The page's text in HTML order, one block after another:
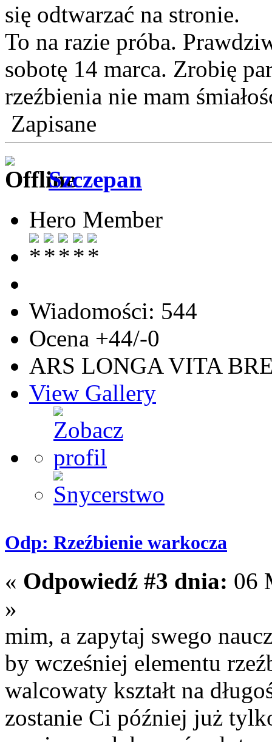
się odtwarzać na stronie.
To na razie próba.
sobotę 14 marca. Zrobię
rzeźbienia nie mam
Zapisane
Szczepan
Hero Member
Wiadomości: 544
Ocena +44/-0
ARS LONGA VITA
View Gallery
Odp: Rzeźbienie warkocza
« Odpowiedź #3 dnia: 06
»
mim, a zapytaj swego
by wcześniej elementu
walcowaty kształt na
zostanie Ci później już